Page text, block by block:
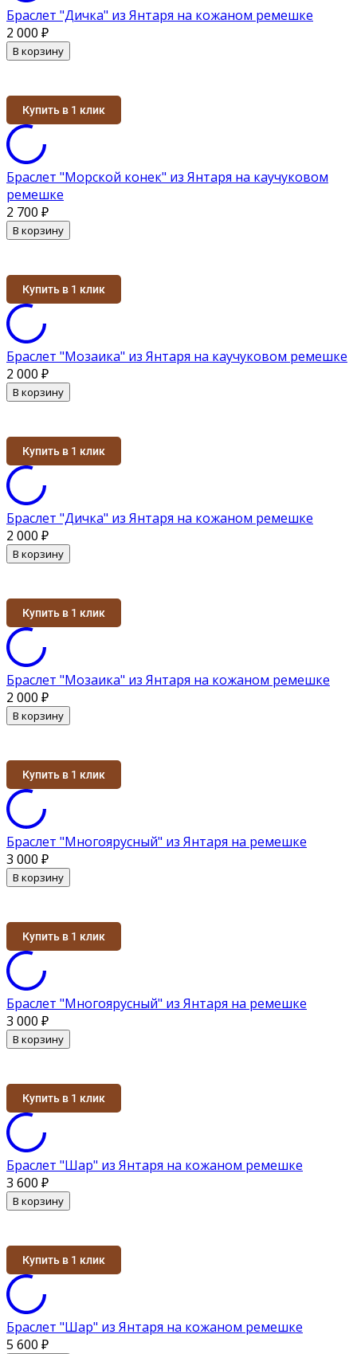
Браслет "Дичка" из Янтаря на кожаном ремешке
2 000 ₽
В корзину
Купить в 1 клик
Браслет "Морской конек" из Янтаря на каучуковом
ремешке
2 700 ₽
В корзину
Купить в 1 клик
Браслет "Мозаика" из Янтаря на каучуковом ремешке
2 000 ₽
В корзину
Купить в 1 клик
Браслет "Дичка" из Янтаря на кожаном ремешке
2 000 ₽
В корзину
Купить в 1 клик
Браслет "Мозаика" из Янтаря на кожаном ремешке
2 000 ₽
В корзину
Купить в 1 клик
Браслет "Многоярусный" из Янтаря на ремешке
3 000 ₽
В корзину
Купить в 1 клик
Браслет "Многоярусный" из Янтаря на ремешке
3 000 ₽
В корзину
Купить в 1 клик
Браслет "Шар" из Янтаря на кожаном ремешке
3 600 ₽
В корзину
Купить в 1 клик
Браслет "Шар" из Янтаря на кожаном ремешке
5 600 ₽